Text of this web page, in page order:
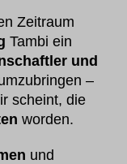
Zeitraum
Tambi ein
und
–
scheint, die
worden.
und